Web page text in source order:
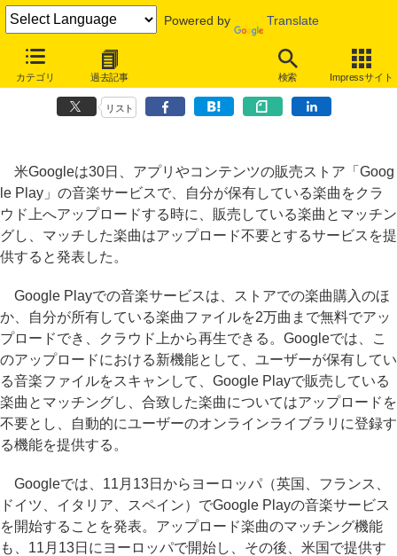
Powered by Translate
カテゴリ 過去記事 検索 Impressサイト
Google、音楽サービスでユーザー保有曲と販売楽曲のマッチングサー
ビスを提供
リスト
米Googleは30日、アプリやコンテンツの販売ストア「Goog
le Play」の音楽サービスで、自分が保有している楽曲をクラ
ウド上へアップロードする時に、販売している楽曲とマッチン
グし、マッチした楽曲はアップロード不要とするサービスを提
供すると発表した。
Google Playでの音楽サービスは、ストアでの楽曲購入のほ
か、自分が所有している楽曲ファイルを2万曲まで無料でアッ
プロードでき、クラウド上から再生できる。Googleでは、こ
のアップロードにおける新機能として、ユーザーが保有してい
る音楽ファイルをスキャンして、Google Playで販売している
楽曲とマッチングし、合致した楽曲についてはアップロードを
不要とし、自動的にユーザーのオンラインライブラリに登録す
る機能を提供する。
Googleでは、11月13日からヨーロッパ（英国、フランス、
ドイツ、イタリア、スペイン）でGoogle Playの音楽サービス
を開始することを発表。アップロード楽曲のマッチング機能
も、11月13日にヨーロッパで開始し、その後、米国で提供す